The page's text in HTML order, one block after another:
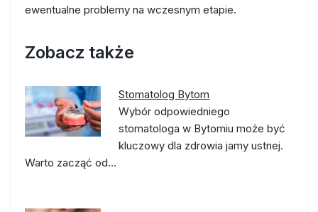
ewentualne problemy na wczesnym etapie.
Zobacz także
Stomatolog Bytom
Wybór odpowiedniego
stomatologa w Bytomiu może być
kluczowy dla zdrowia jamy ustnej.
Warto zacząć od…